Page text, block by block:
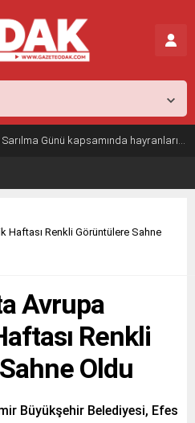
Tuğba Ünal, Dünya Sarılma Günü kapsamında hayranlarıyla buluştu
Haftası Renkli Görüntülere Sahne
Avrupa
Renkli
Oldu
Büyükşehir Belediyesi, Efes